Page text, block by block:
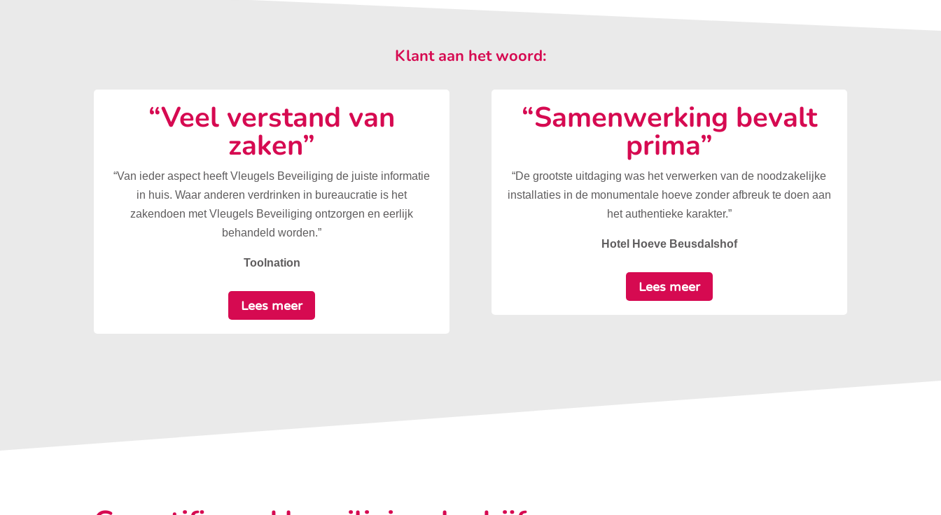
Klant aan het woord:
“Veel verstand van
zaken”
“Van ieder aspect heeft Vleugels Beveiliging de juiste informatie
in huis. Waar anderen verdrinken in bureaucratie is het
zakendoen met Vleugels Beveiliging ontzorgen en eerlijk
behandeld worden.”
Toolnation
Lees meer
“Samenwerking bevalt
prima”
“De grootste uitdaging was het verwerken van de noodzakelijke
installaties in de monumentale hoeve zonder afbreuk te doen aan
het authentieke karakter.”
Hotel Hoeve Beusdalshof
Lees meer